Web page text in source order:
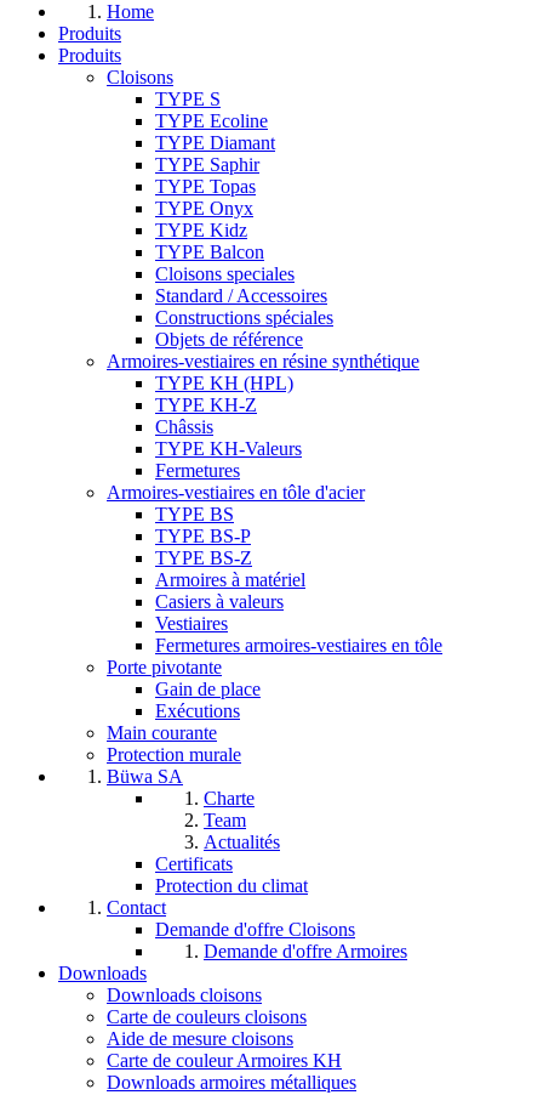
Home
Produits
Produits
Cloisons
TYPE S
TYPE Ecoline
TYPE Diamant
TYPE Saphir
TYPE Topas
TYPE Onyx
TYPE Kidz
TYPE Balcon
Cloisons speciales
Standard / Accessoires
Constructions spéciales
Objets de référence
Armoires-vestiaires en résine synthétique
TYPE KH (HPL)
TYPE KH-Z
Châssis
TYPE KH-Valeurs
Fermetures
Armoires-vestiaires en tôle d'acier
TYPE BS
TYPE BS-P
TYPE BS-Z
Armoires à matériel
Casiers à valeurs
Vestiaires
Fermetures armoires-vestiaires en tôle
Porte pivotante
Gain de place
Exécutions
Main courante
Protection murale
Büwa SA
Charte
Team
Actualités
Certificats
Protection du climat
Contact
Demande d'offre Cloisons
Demande d'offre Armoires
Downloads
Downloads cloisons
Carte de couleurs cloisons
Aide de mesure cloisons
Carte de couleur Armoires KH
Downloads armoires métalliques